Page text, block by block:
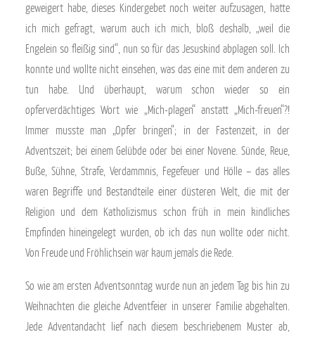
geweigert habe, dieses Kindergebet noch weiter aufzusagen, hatte
ich mich gefragt, warum auch ich mich, bloß deshalb, „weil die
Engelein so fleißig sind“, nun so für das Jesuskind abplagen soll. Ich
konnte und wollte nicht einsehen, was das eine mit dem anderen zu
tun habe. Und überhaupt, warum schon wieder so ein
opferverdächtiges Wort wie „Mich-plagen“ anstatt „Mich-freuen“?!
Immer musste man „Opfer bringen“; in der Fastenzeit, in der
Adventszeit; bei einem Gelübde oder bei einer Novene. Sünde, Reue,
Buße, Sühne, Strafe, Verdammnis, Fegefeuer und Hölle – das alles
waren Begriffe und Bestandteile einer düsteren Welt, die mit der
Religion und dem Katholizismus schon früh in mein kindliches
Empfinden hineingelegt wurden, ob ich das nun wollte oder nicht.
Von Freude und Fröhlichsein war kaum jemals die Rede.
So wie am ersten Adventsonntag wurde nun an jedem Tag bis hin zu
Weihnachten die gleiche Adventfeier in unserer Familie abgehalten.
Jede Adventandacht lief nach diesem beschriebenem Muster ab,